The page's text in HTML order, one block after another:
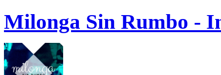
Milonga Sin Rumbo -